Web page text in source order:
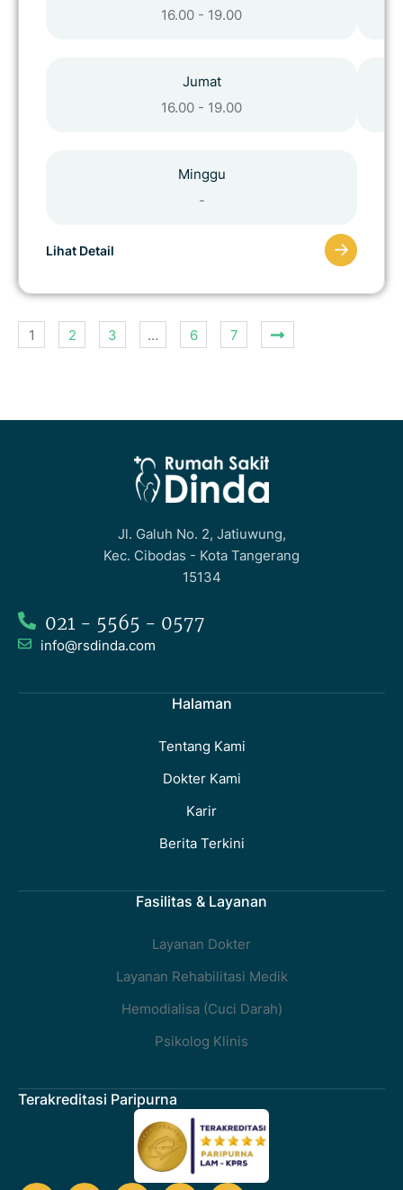
16.00 - 19.00
Jumat
16.00 - 19.00
Minggu
-
Lihat Detail
1 2 3 … 6 7
Jl. Galuh No. 2, Jatiuwung,
Kec. Cibodas - Kota Tangerang
15134
021 - 5565 - 0577
info@rsdinda.com
Halaman
Tentang Kami
Dokter Kami
Karir
Berita Terkini
Fasilitas & Layanan
Layanan Dokter
Layanan Rehabilitasi Medik
Hemodialisa (Cuci Darah)
Psikolog Klinis
Terakreditasi Paripurna